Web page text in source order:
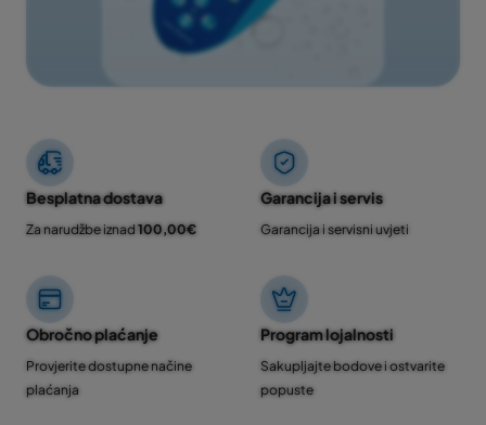
Besplatna dostava
Za narudžbe iznad 100,00€
Garancija i servis
Garancija i servisni uvjeti
Obročno plaćanje
Provjerite dostupne načine
plaćanja
Program lojalnosti
Sakupljajte bodove i ostvarite
popuste